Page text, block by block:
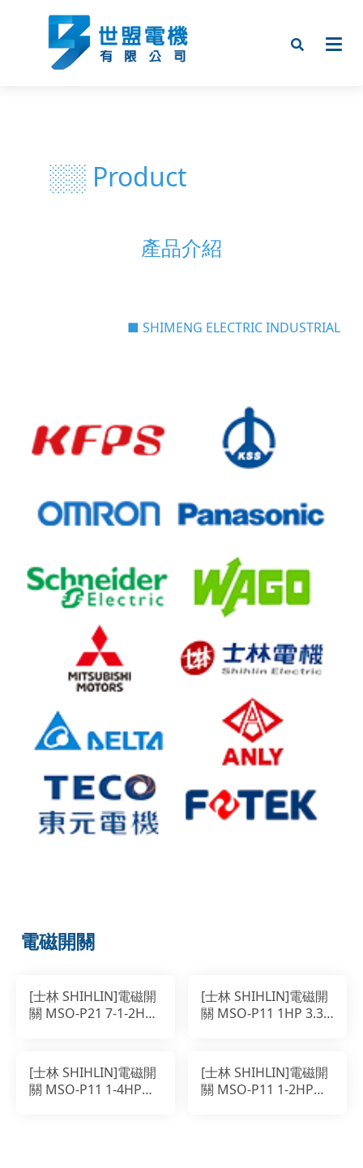
░░ Product
產品介紹
■ SHIMENG ELECTRIC INDUSTRIAL
電磁開關
[士林 SHIHLIN]電磁開
關 MSO-P21 7-1-2HP
[士林 SHIHLIN]電磁開
關 MSO-P11 1HP 3.3A
[士林 SHIHLIN]電磁開
關 MSO-P11 1-4HP
[士林 SHIHLIN]電磁開
關 MSO-P11 1-2HP